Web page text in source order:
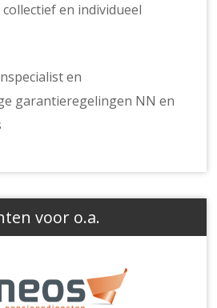
en individueel
en
garantieregelingen NN en
voor o.a.